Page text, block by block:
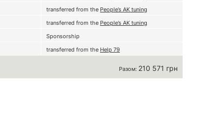
transferred from the People’s AK tuning
transferred from the People’s AK tuning
Sponsorship
transferred from the Help 79
Разом: 210 571 грн